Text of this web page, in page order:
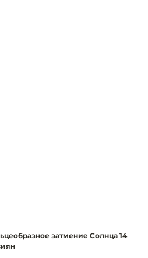
затмение Солнца 14